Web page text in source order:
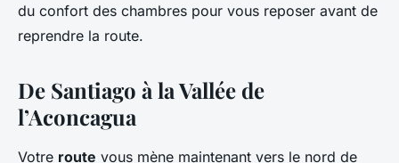
du confort des chambres pour vous reposer avant de
reprendre la route.
De Santiago à la Vallée de
l’Aconcagua
Votre route vous mène maintenant vers le nord de